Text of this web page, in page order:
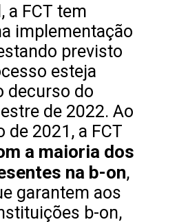
a FCT tem
implementação
previsto
esteja
decurso do
de 2022. Ao
de 2021, a FCT
a maioria dos
na b-on,
garantem aos
b-on,